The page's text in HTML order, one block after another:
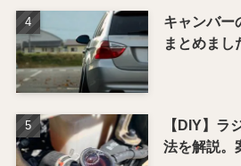
キャンバー
まとめまし
【DIY】ラ
法を解説。